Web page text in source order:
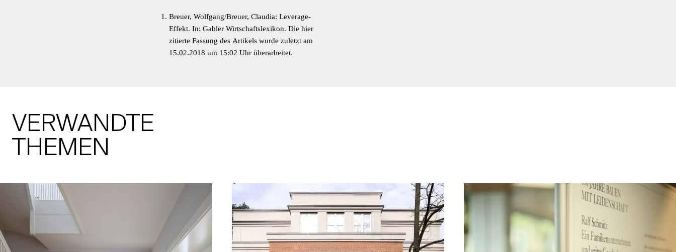
Breuer, Wolfgang/Breuer, Claudia: Leverage-
Effekt. In: Gabler Wirtschaftslexikon. Die hier
zitierte Fassung des Artikels wurde zuletzt am
15.02.2018 um 15:02 Uhr überarbeitet.
VERWANDTE
THEMEN
MELDEN SIE SICH FÜR UNSEREN NEWSLETTER
AN UND ERHALTEN SIE ALS ERSTER
INFORMATIONEN ZU UNSEREN OBJEKTEN UND